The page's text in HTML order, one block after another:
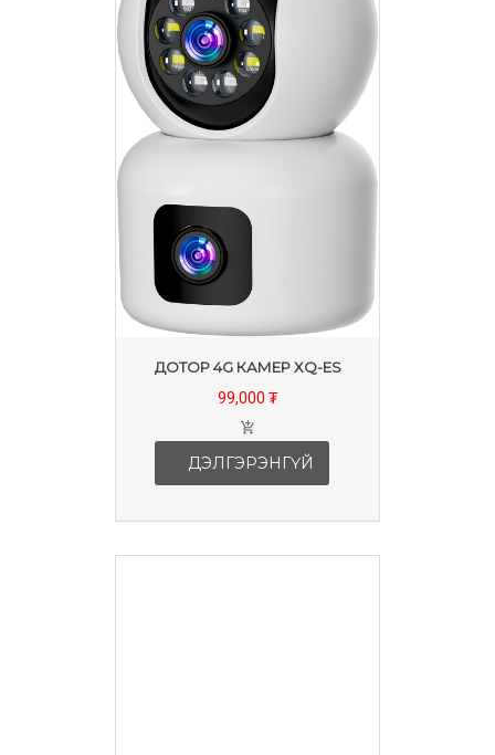
ДОТОР 4G КАМЕР XQ-ES
99,000 ₮
ДЭЛГЭРЭНГҮЙ